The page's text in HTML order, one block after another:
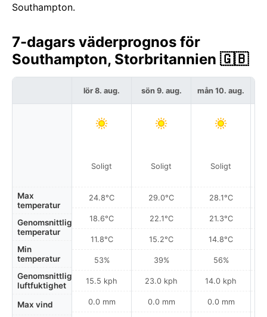
Southampton.
7-dagars väderprognos för
Southampton, Storbritannien 🇬🇧
Max
temperatur
Genomsnittlig
temperatur
Min
temperatur
Genomsnittlig
luftfuktighet
Max vind
lör 8. aug.
Soligt
24.8°C
18.6°C
11.8°C
53%
15.5 kph
0.0 mm
sön 9. aug.
Soligt
29.0°C
22.1°C
15.2°C
39%
23.0 kph
0.0 mm
mån 10. aug.
Soligt
28.1°C
21.3°C
14.8°C
56%
14.0 kph
0.0 mm